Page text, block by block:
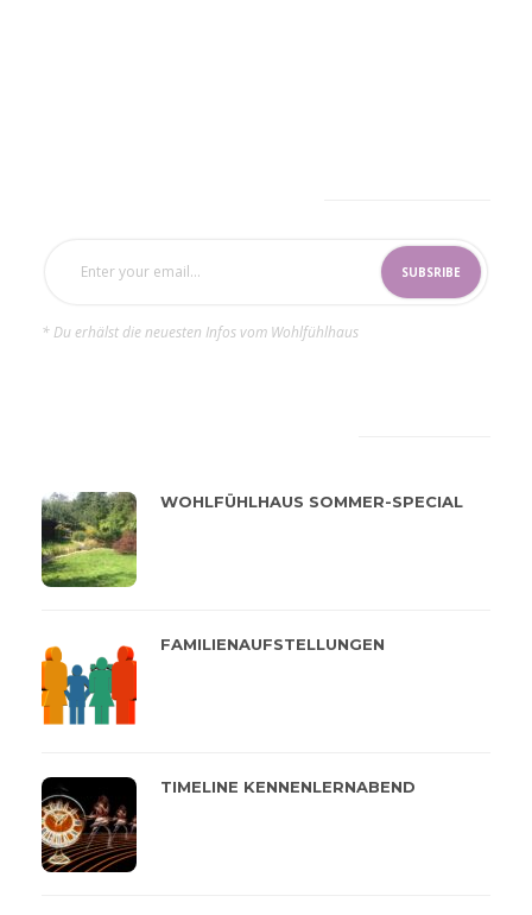
* Du erhälst die neuesten Infos vom Wohlfühlhaus
WOHLFÜHLHAUS SOMMER-SPECIAL
FAMILIENAUFSTELLUNGEN
TIMELINE KENNENLERNABEND